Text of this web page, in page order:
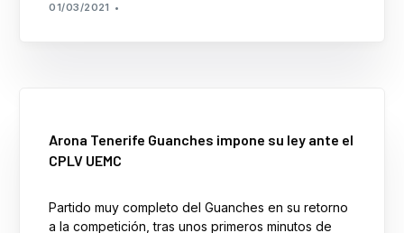
01/03/2021
Arona Tenerife Guanches impone su ley ante el
CPLV UEMC
Partido muy completo del Guanches en su retorno
a la competición, tras unos primeros minutos de